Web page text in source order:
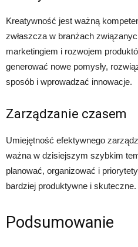
Kreatywność jest ważną
zwłaszcza w branżach
marketingiem i rozwojem
generować nowe pomysły,
sposób i wprowadzać innowacje.
Zarządzanie czasem
Umiejętność efektywnego
ważna w dzisiejszym szybkim
planować, organizować i
bardziej produktywne i skuteczne.
Podsumowanie